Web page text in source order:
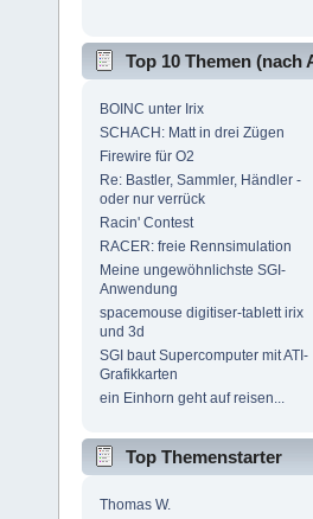
Top 10 Themen (nach
BOINC unter Irix
SCHACH: Matt in drei Zügen
Firewire für O2
Re: Bastler, Sammler, Händler -
oder nur verrück
Racin' Contest
RACER: freie Rennsimulation
Meine ungewöhnlichste SGI-
Anwendung
spacemouse digitiser-tablett irix
und 3d
SGI baut Supercomputer mit ATI-
Grafikkarten
ein Einhorn geht auf reisen...
Top Themenstarter
Thomas W.